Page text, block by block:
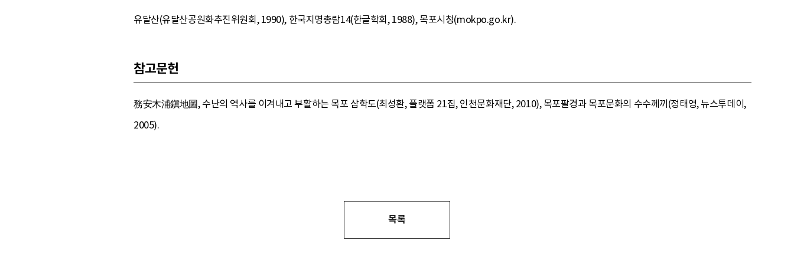
유달산(유달산공원화추진위원회, 1990), 한국지명총람14(한글학회, 1988), 목포시청(mokpo.go.kr).
참고문헌
務安木浦鎭地圖, 수난의 역사를 이겨내고 부활하는 목포 삼학도(최성환, 플랫폼 21집, 인천문화재단, 2010), 목포팔경과 목포문화의 수수께끼(정태영, 뉴스투데이,
2005).
목록